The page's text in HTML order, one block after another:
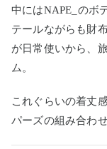
中にはNAPE_のボ
テールながらも財
が日常使いから、
ム。
これぐらいの着丈
パーズの組み合わ